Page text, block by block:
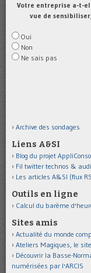
Votre entreprise a-t-
vue de
Oui
Non
Ne sais pas
Archive des sondages
Liens A&SI
Blog du projet
Fil twitter technos &
Les articles A&SI (flux
Outils en ligne
Calcul du barème
Sites amis
Actualité du monde
Ateliers Magiques, le
Découvrir la Basse-
numérisées par l'ARCIS